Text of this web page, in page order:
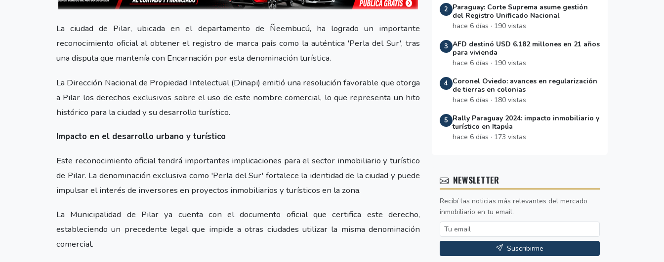
La ciudad de Pilar, ubicada en el departamento de Ñeembucú, ha logrado un importante
reconocimiento oficial al obtener el registro de marca país como la auténtica 'Perla del Sur', tras
una disputa que mantenía con Encarnación por esta denominación turística.
La Dirección Nacional de Propiedad Intelectual (Dinapi) emitió una resolución favorable que otorga
a Pilar los derechos exclusivos sobre el uso de este nombre comercial, lo que representa un hito
histórico para la ciudad y su desarrollo turístico.
Impacto en el desarrollo urbano y turístico
Este reconocimiento oficial tendrá importantes implicaciones para el sector inmobiliario y turístico
de Pilar. La denominación exclusiva como 'Perla del Sur' fortalece la identidad de la ciudad y puede
impulsar el interés de inversores en proyectos inmobiliarios y turísticos en la zona.
La Municipalidad de Pilar ya cuenta con el documento oficial que certifica este derecho,
estableciendo un precedente legal que impide a otras ciudades utilizar la misma denominación
comercial.
2
Paraguay: Corte Suprema asume gestión
del Registro Unificado Nacional
hace 6 días · 190 vistas
3 AFD destinó USD 6.182 millones en 21 años
para vivienda
hace 6 días · 190 vistas
4
Coronel Oviedo: avances en regularización
de tierras en colonias
hace 6 días · 180 vistas
5
Rally Paraguay 2024: impacto inmobiliario y
turístico en Itapúa
hace 6 días · 173 vistas
NEWSLETTER
Recibí las noticias más relevantes del mercado
inmobiliario en tu email.
Suscribirme